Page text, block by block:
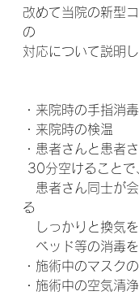
改めて当院の新型
の
対応について説明し
・来院時の手指消毒
・来院時の検温
・患者さんと患者
30分空けることで
患者さん同士が
る
しっかりと換気を
ベッド等の消毒を
・施術中のマスク
・施術中の空気清